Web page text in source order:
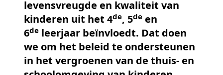
levensvreugde en kwaliteit van
kinderen uit het 4de, 5de en
6de leerjaar beïnvloedt. Dat doen
we om het beleid te ondersteunen
in het vergroenen van de thuis- en